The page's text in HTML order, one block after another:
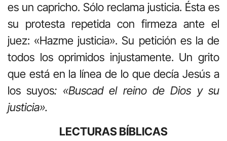
es un capricho. Sólo reclama justicia. Ésta es
su protesta repetida con firmeza ante el
juez: «Hazme justicia». Su petición es la de
todos los oprimidos injustamente. Un grito
que está en la línea de lo que decía Jesús a
los suyos: «Buscad el reino de Dios y su
justicia».
LECTURAS BÍBLICAS